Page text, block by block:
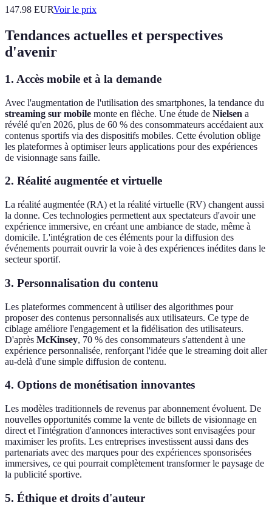
147.98 EURVoir le prix
Tendances actuelles et perspectives
d'avenir
1. Accès mobile et à la demande
Avec l'augmentation de l'utilisation des smartphones, la tendance du
streaming sur mobile monte en flèche. Une étude de Nielsen a
révélé qu'en 2026, plus de 60 % des consommateurs accédaient aux
contenus sportifs via des dispositifs mobiles. Cette évolution oblige
les plateformes à optimiser leurs applications pour des expériences
de visionnage sans faille.
2. Réalité augmentée et virtuelle
La réalité augmentée (RA) et la réalité virtuelle (RV) changent aussi
la donne. Ces technologies permettent aux spectateurs d'avoir une
expérience immersive, en créant une ambiance de stade, même à
domicile. L'intégration de ces éléments pour la diffusion des
événements pourrait ouvrir la voie à des expériences inédites dans le
secteur sportif.
3. Personnalisation du contenu
Les plateformes commencent à utiliser des algorithmes pour
proposer des contenus personnalisés aux utilisateurs. Ce type de
ciblage améliore l'engagement et la fidélisation des utilisateurs.
D'après McKinsey, 70 % des consommateurs s'attendent à une
expérience personnalisée, renforçant l'idée que le streaming doit aller
au-delà d'une simple diffusion de contenu.
4. Options de monétisation innovantes
Les modèles traditionnels de revenus par abonnement évoluent. De
nouvelles opportunités comme la vente de billets de visionnage en
direct et l'intégration d'annonces interactives sont envisagées pour
maximiser les profits. Les entreprises investissent aussi dans des
partenariats avec des marques pour des expériences sponsorisées
immersives, ce qui pourrait complètement transformer le paysage de
la publicité sportive.
5. Éthique et droits d'auteur